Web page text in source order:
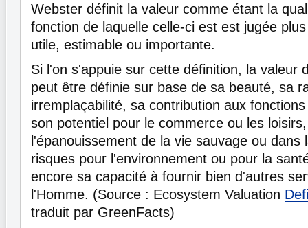
Webster définit la valeur comme étant la
fonction de laquelle celle-ci est est jugée
utile, estimable ou importante.
Si l'on s'appuie sur cette définition, la valeur
peut être définie sur base de sa beauté, sa
irremplaçabilité, sa contribution aux
son potentiel pour le commerce ou les
l'épanouissement de la vie sauvage ou dans
risques pour l'environnement ou pour la
encore sa capacité à fournir bien d'autres
l'Homme. (Source : Ecosystem Valuation
traduit par GreenFacts)